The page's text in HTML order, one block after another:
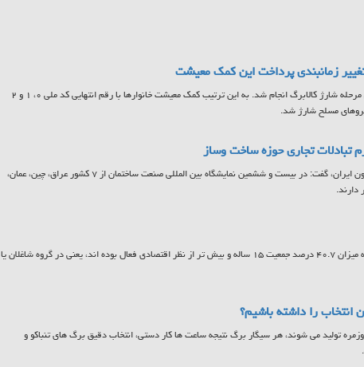
زمانبندی پرداخت این کمک معیشت
امروز پنجشنبه ۱۵ مرداد ۱۴۰۵ سیزدهمین مرحله شارژ کالابرگ انجام شد. به این ترتیب کمک معیشت خانوارها با رقم انتهایی کد ملی ۰، ۱ و ۲
مسلح شارژ شد.
معاونت پشتیبانی و امور نمایشگاهی اتاق تعاون ایران، گفت: در بیست و ششمین نمایشگاه بین المللی صنعت ساختمان از ۷ کشور عراق، چین، عمان،
دارند.
مرکز آمار ایران اعلام کرد: در بهار ۱۴۰۵، به میزان ۴۰.۷ درصد جمعیت ۱۵ ساله و بیش تر از نظر اقتصادی فعال بوده اند، یعنی در گروه شاغلان یا
را داشته باشیم؟
تولید می شوند، هر سیگار برگ نتیجه ساعت ها کار دستی، انتخاب دقیق برگ های تنباکو و